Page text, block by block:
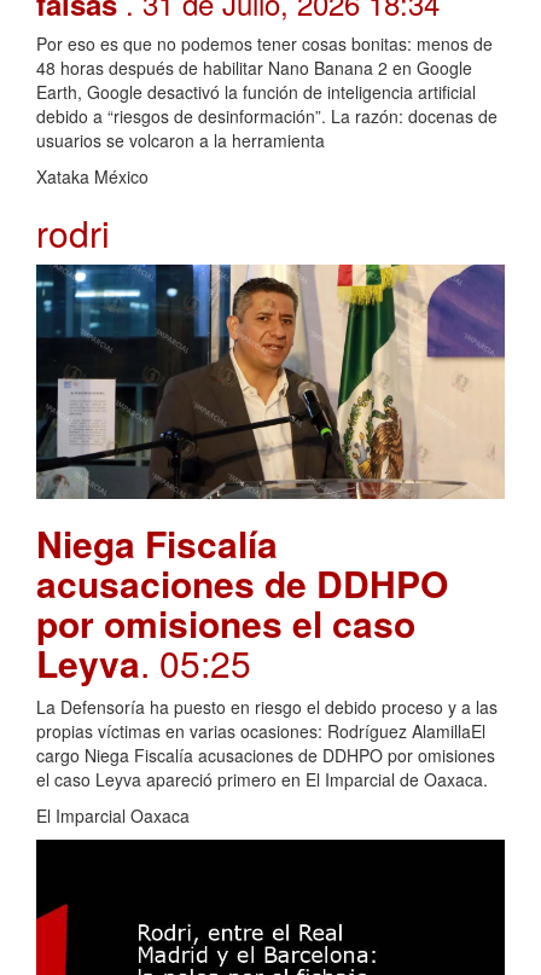
Por eso es que no podemos tener cosas bonitas: menos de
48 horas después de habilitar Nano Banana 2 en Google
Earth, Google desactivó la función de inteligencia artificial
debido a “riesgos de desinformación”. La razón: docenas de
usuarios se volcaron a la herramienta
Xataka México
rodri
Niega Fiscalía
acusaciones de DDHPO
por omisiones el caso
Leyva. 05:25
La Defensoría ha puesto en riesgo el debido proceso y a las
propias víctimas en varias ocasiones: Rodríguez AlamillaEl
cargo Niega Fiscalía acusaciones de DDHPO por omisiones
el caso Leyva apareció primero en El Imparcial de Oaxaca.
El Imparcial Oaxaca